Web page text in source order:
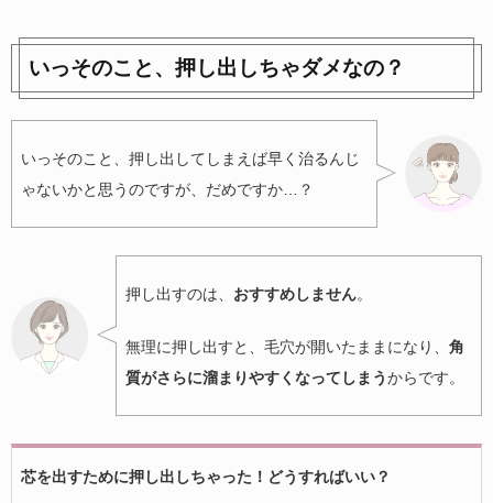
いっそのこと、押し出しちゃダメなの？
いっそのこと、押し出してしまえば早く治るんじ
ゃないかと思うのですが、だめですか…？
押し出すのは、 おすすめしません。
無理に押し出すと、毛穴が開いたままになり、 角
質がさらに溜まりやすくなってしまうからです。
芯を出すために押し出しちゃった！どうすればいい？